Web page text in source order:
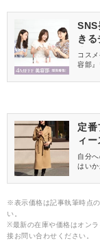
にキ
つか
き
中
コス
容部
定
ィ
自分
はいか
トは
紹介
※表示価格は記事執筆時点
い。
※最新の在庫や価格はオン
接お問い合わせください。